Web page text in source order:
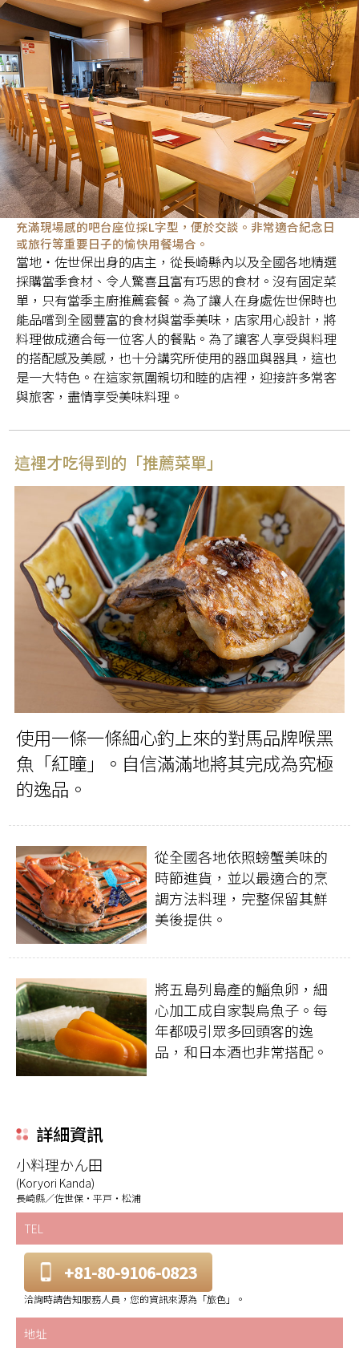
充滿現場感的吧台座位採L字型，便於交談。非常適合紀念日
或旅行等重要日子的愉快用餐場合。
當地・佐世保出身的店主，從長崎縣內以及全國各地精選
採購當季食材、令人驚喜且富有巧思的食材。沒有固定菜
單，只有當季主廚推薦套餐。為了讓人在身處佐世保時也
能品嚐到全國豐富的食材與當季美味，店家用心設計，將
料理做成適合每一位客人的餐點。為了讓客人享受與料理
的搭配感及美感，也十分講究所使用的器皿與器具，這也
是一大特色。在這家氛圍親切和睦的店裡，迎接許多常客
與旅客，盡情享受美味料理。
這裡才吃得到的「推薦菜單」
使用一條一條細心釣上來的對馬品牌喉黑
魚「紅瞳」。自信滿滿地將其完成為究極
的逸品。
從全國各地依照螃蟹美味的
時節進貨，並以最適合的烹
調方法料理，完整保留其鮮
美後提供。
將五島列島產的鯔魚卵，細
心加工成自家製烏魚子。每
年都吸引眾多回頭客的逸
品，和日本酒也非常搭配。
詳細資訊
小料理かん田
(Koryori Kanda)
長崎縣／佐世保・平戸・松浦
TEL
+81-80-9106-0823
洽詢時請告知服務人員，您的資訊來源為「旅色」。
地址